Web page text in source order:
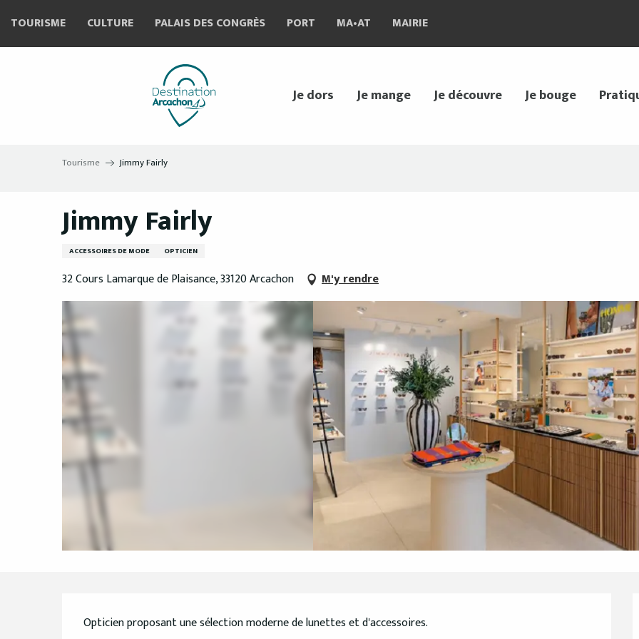
contenu
TOURISME CULTURE PALAIS DES CONGRÈS PORT MAIRIE
MA•AT
Je dors Je mange Je découvre Je bouge
Tourisme Jimmy Fairly
Jimmy Fairly
ACCESSOIRES DE MODE OPTICIEN
32 Cours Lamarque de Plaisance, 33120 Arcachon M'y rendre
Description
Opticien proposant une sélection moderne de lunettes et d'accessoires.